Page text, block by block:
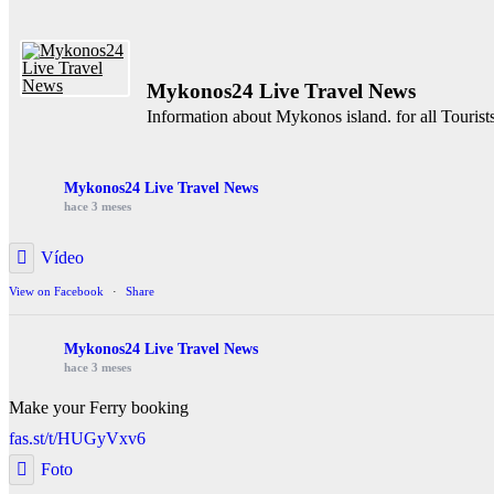
Mykonos24 Live Travel News
Information about Mykonos island. for all
Mykonos24 Live Travel News
hace 3 meses
Vídeo
View on Facebook · Share
Mykonos24 Live Travel News
hace 3 meses
Make your Ferry booking
fas.st/t/HUGyVxv6
Foto